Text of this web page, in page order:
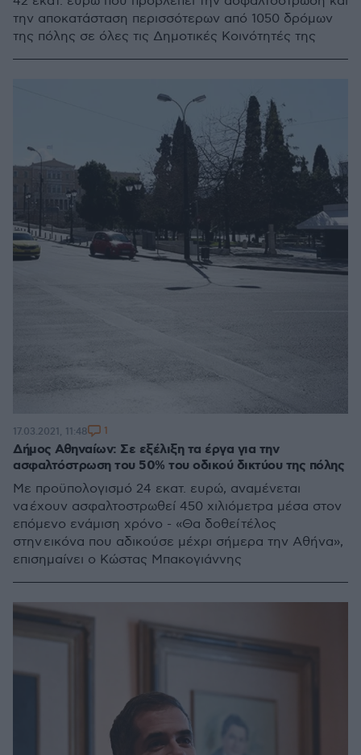
την αποκατάσταση περισσότερων από 1050 δρόμων
της πόλης σε όλες τις Δημοτικές Κοινότητές της
Δήμος Αθηναίων: Σε εξέλιξη τα έργα για την
ασφαλτόστρωση του 50% του οδικού δικτύου της πόλης
Με προϋπολογισμό 24 εκατ. ευρώ, αναμένεται
να έχουν ασφαλτοστρωθεί 450 χιλιόμετρα μέσα στον
επόμενο ενάμιση χρόνο - «Θα δοθεί τέλος
στην εικόνα που αδικούσε μέχρι σήμερα την Αθήνα»,
επισημαίνει ο Κώστας Μπακογιάννης
17.03.2021, 11:48 1